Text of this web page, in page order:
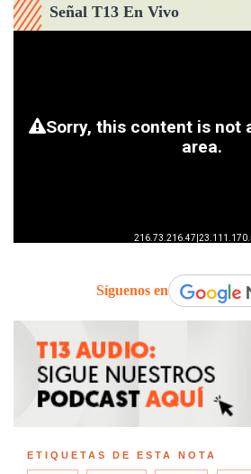
Señal T13 En Vivo
Síguenos en
ETIQUETAS DE ESTA NOTA